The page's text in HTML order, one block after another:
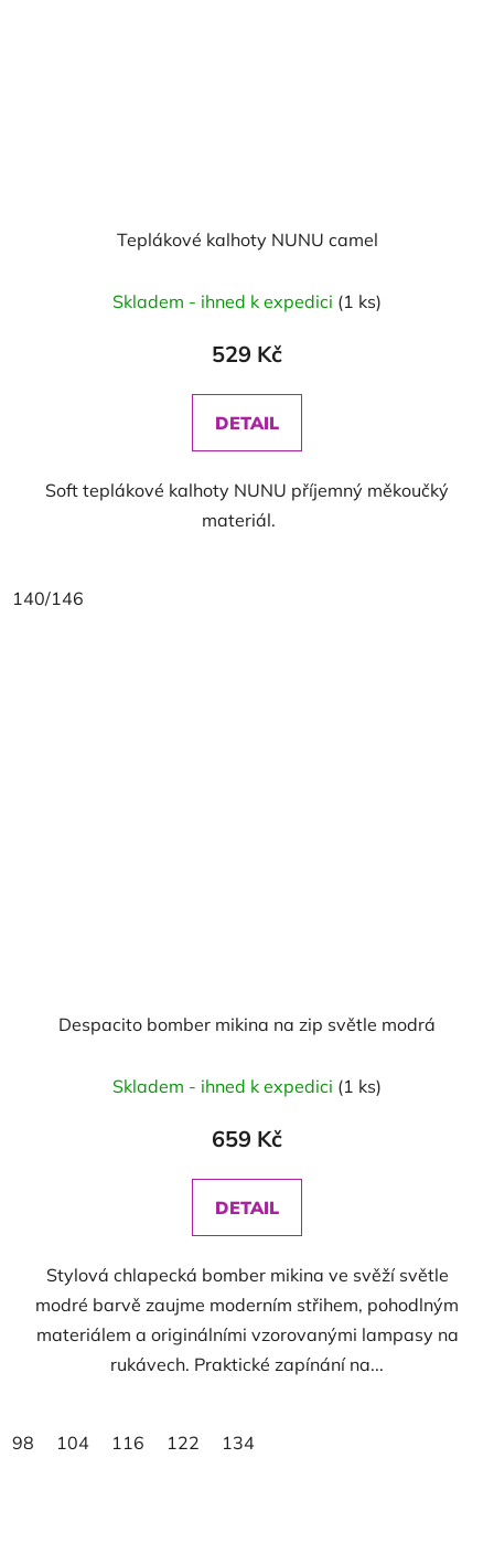
Teplákové kalhoty NUNU camel
Skladem - ihned k expedici (1 ks)
529 Kč
DETAIL
Soft teplákové kalhoty NUNU příjemný měkoučký
materiál.
140/146
Despacito bomber mikina na zip světle modrá
Skladem - ihned k expedici (1 ks)
659 Kč
DETAIL
Stylová chlapecká bomber mikina ve svěží světle
modré barvě zaujme moderním střihem, pohodlným
materiálem a originálními vzorovanými lampasy na
rukávech. Praktické zapínání na...
98 104 116 122 134